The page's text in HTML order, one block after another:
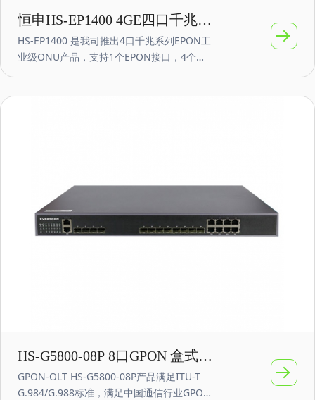
恒申HS-EP1400 4GE四口千兆
EPON ONU光网络单元
HS-EP1400 是我司推出4口千兆系列EPON工
业级ONU产品，支持1个EPON接口，4个
HS-G5800-08P 8口GPON 盒式小
型OLT 10G万兆上联
GPON-OLT HS-G5800-08P产品满足ITU-T
G.984/G.988标准，满足中国通信行业GPON